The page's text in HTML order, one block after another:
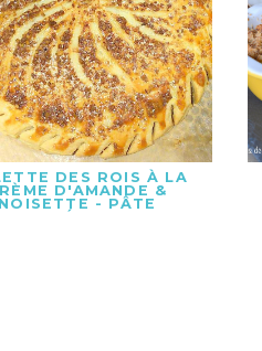
DES ROIS À LA
D'AMANDE &
NOISETTE - PÂTE
EXPRESS